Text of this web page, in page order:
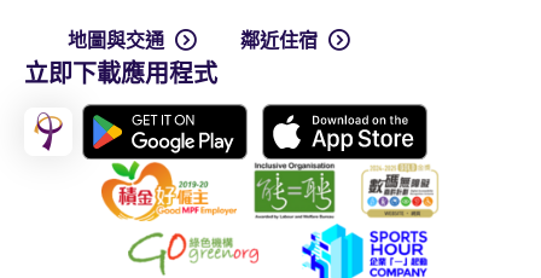
地圖與交通 鄰近住宿
立即下載應用程式